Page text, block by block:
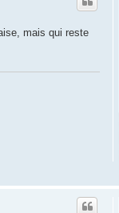
mais qui reste